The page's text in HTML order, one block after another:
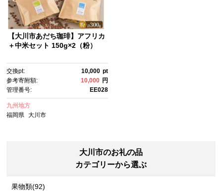
【大川市あだち珈琲】アフリカ
＋中米セット 150g×2（粉）
交換pt: 10,000 pt
参考寄附額:
10,000 円
管理番号:
EE028
九州地方
福岡県
大川市
大川市のお礼の品
カテゴリーから選ぶ
果物類(92)